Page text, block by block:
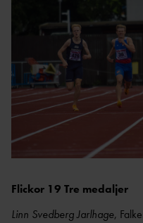
Flickor 19 Tre medaljer
Linn Svedberg Jarlhage,